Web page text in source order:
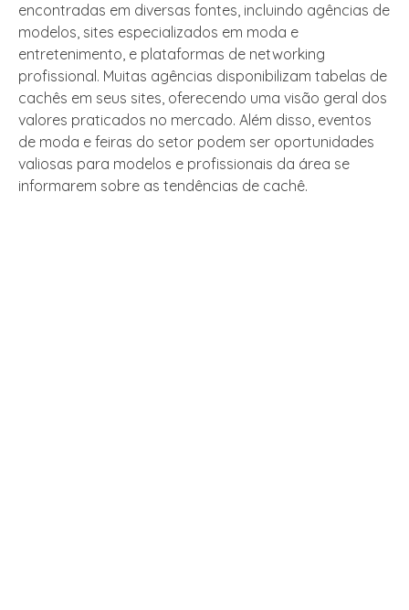
encontradas em diversas fontes, incluindo agências de
modelos, sites especializados em moda e
entretenimento, e plataformas de networking
profissional. Muitas agências disponibilizam tabelas de
cachês em seus sites, oferecendo uma visão geral dos
valores praticados no mercado. Além disso, eventos
de moda e feiras do setor podem ser oportunidades
valiosas para modelos e profissionais da área se
informarem sobre as tendências de cachê.